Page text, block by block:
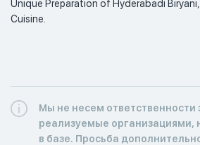
Unique Preparation of Hyderabadi
Cuisine.
Мы не несем ответственности
реализуемые организациями,
в базе. Просьба